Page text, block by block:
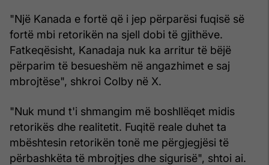
"Një Kanada e fortë që i jep përparësi fuqisë së
fortë mbi retorikën na sjell dobi të gjithëve.
Fatkeqësisht, Kanadaja nuk ka arritur të bëjë
përparim të besueshëm në angazhimet e saj
mbrojtëse", shkroi Colby në X.
"Nuk mund t'i shmangim më boshllëqet midis
retorikës dhe realitetit. Fuqitë reale duhet ta
mbështesin retorikën tonë me përgjegjësi të
përbashkëta të mbrojtjes dhe sigurisë", shtoi ai.